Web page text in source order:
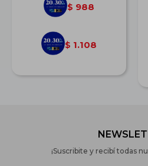
$ 988
$ 1.108
¡Suscribite y recibí todas